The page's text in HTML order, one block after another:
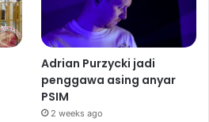
Adrian Purzycki jadi
penggawa asing anyar
PSIM
2 weeks ago